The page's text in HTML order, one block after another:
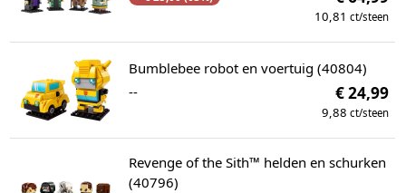
10,81 ct/steen
Bumblebee robot en voertuig (40804)
--
€ 24,99
9,88 ct/steen
Revenge of the Sith™ helden en schurken
(40796)